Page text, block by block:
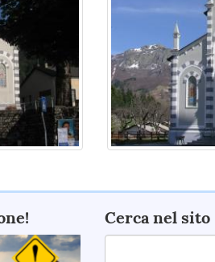
Cerca nel sito